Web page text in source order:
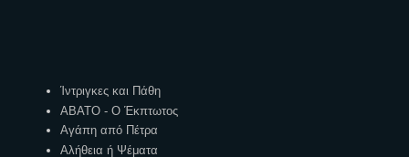
Ίντριγκες και Πάθη
ΑΒΑΤΟ - Ο Έκπτωτος
Αγάπη από Πέτρα
Αλήθεια ή Ψέματα